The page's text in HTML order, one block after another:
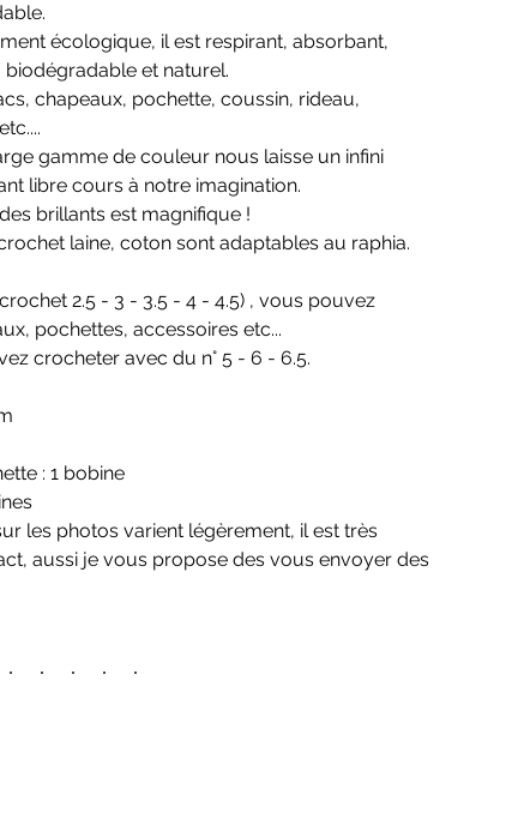
écologique, il est respirant, absorbant,
et naturel.
chapeaux, pochette, coussin, rideau,
gamme de couleur nous laisse un infini
libre cours à notre imagination.
brillants est magnifique !
laine, coton sont adaptables au raphia.
2.5 - 3 - 3.5 - 4 - 4.5) , vous pouvez
pochettes, accessoires etc...
crocheter avec du n° 5 - 6 - 6.5.
: 1 bobine
les photos varient légèrement, il est très
aussi je vous propose des vous envoyer des